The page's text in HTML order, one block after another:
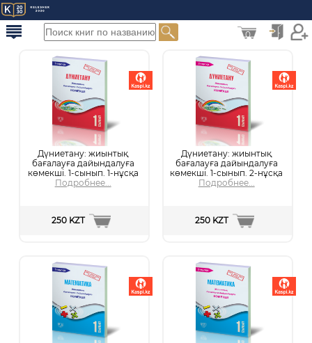
0
Дүниетану: жиынтық
бағалауға дайындалуға
көмекші. 1-сынып. 1-нұсқа
Подробнее...
250 KZT
Дүниетану: жиынтық
бағалауға дайындалуға
көмекші. 1-сынып. 2-нұсқа
Подробнее...
250 KZT